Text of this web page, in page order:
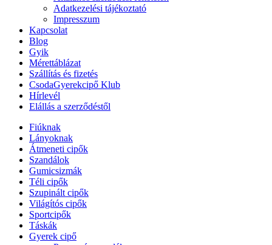
Adatkezelési tájékoztató
Impresszum
Kapcsolat
Blog
Gyik
Mérettáblázat
Szállítás és fizetés
CsodaGyerekcipő Klub
Hírlevél
Elállás a szerződéstől
Fiúknak
Lányoknak
Átmeneti cipők
Szandálok
Gumicsizmák
Téli cipők
Szupinált cipők
Világítós cipők
Sportcipők
Táskák
Gyerek cipő